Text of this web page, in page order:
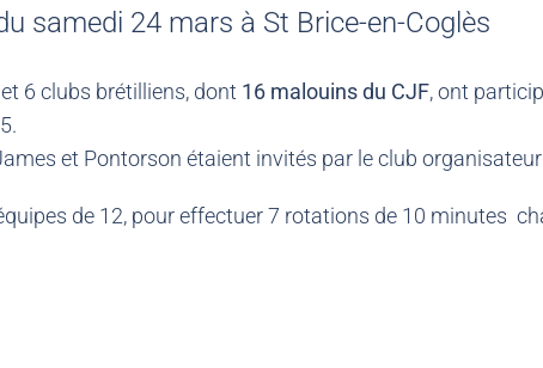
samedi 24 mars à St Brice-en-Coglès
6 clubs brétilliens, dont 16 malouins du CJF, ont
et Pontorson étaient invités par le club
de 12, pour effectuer 7 rotations de 10 minutes